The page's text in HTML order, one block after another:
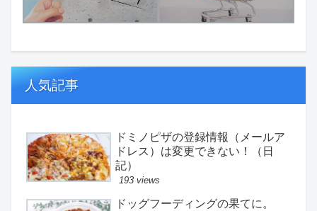
人気記事
ドミノピザの登録情報（メールア
ドレス）は変更できない！（日
記）
193 views
ドッグフーディングの果てに。